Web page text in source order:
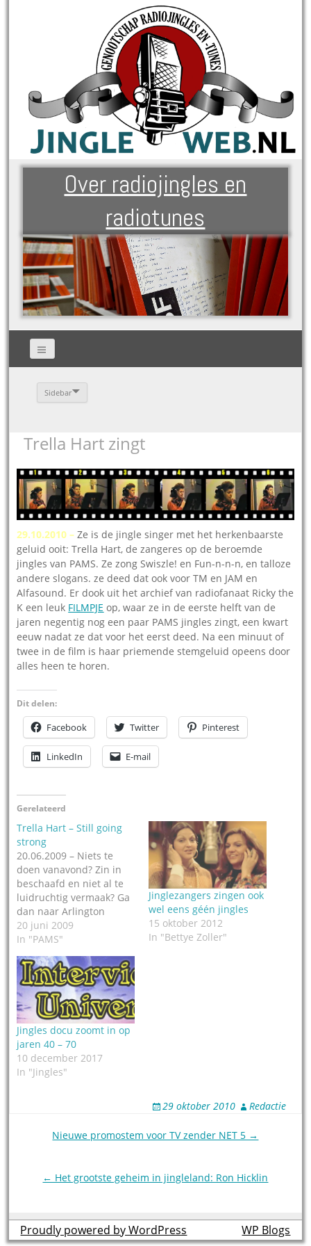
Over radiojingles en
radiotunes
Sidebar
Trella Hart zingt
29.10.2010 –Ze is de jingle singer met het herkenbaarste
geluid ooit: Trella Hart, de zangeres op de beroemde
jingles van PAMS. Ze zong Swiszle! en Fun-n-n-n, en talloze
andere slogans. ze deed dat ook voor TM en JAM en
Alfasound. Er dook uit het archief van radiofanaat Ricky the
K een leuk FILMPJE op, waar ze in de eerste helft van de
jaren negentig nog een paar PAMS jingles zingt, een kwart
eeuw nadat ze dat voor het eerst deed. Na een minuut of
twee in de film is haar priemende stemgeluid opeens door
alles heen te horen.
Dit delen:
Facebook Twitter Pinterest
LinkedIn E-mail
Gerelateerd
Trella Hart – Still going
strong
20.06.2009 – Niets te
doen vanavond? Zin in
beschaafd en niet al te
luidruchtig vermaak? Ga
dan naar Arlington
(Texas). Daar treedt
Trella Hart op, befaamd
PAMS pakketten als # 32
– Swiszle en # 33 – Fun
Vibrations. Haar Fun-n-
n-n-n bereikt de anders
onbereikbare diepten
in…
20 juni 2009
In "PAMS"
Jinglezangers zingen ook
wel eens géén jingles
15 oktober 2012
In "Bettye Zoller"
Jingles docu zoomt in op
jaren 40 – 70
10 december 2017
In "Jingles"
29 oktober 2010 Redactie
Nieuwe promostem voor TV zender NET 5 →
← Het grootste geheim in jingleland: Ron Hicklin
Proudly powered by WordPress theme byWP Blogs